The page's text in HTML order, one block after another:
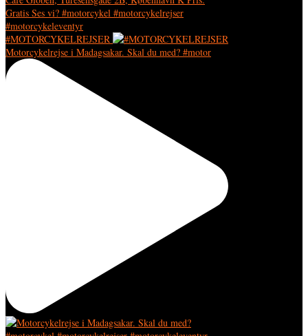
#MOTORCYKELREJSER
Motorcykelrejse i Madagsakar. Skal du med? #motor